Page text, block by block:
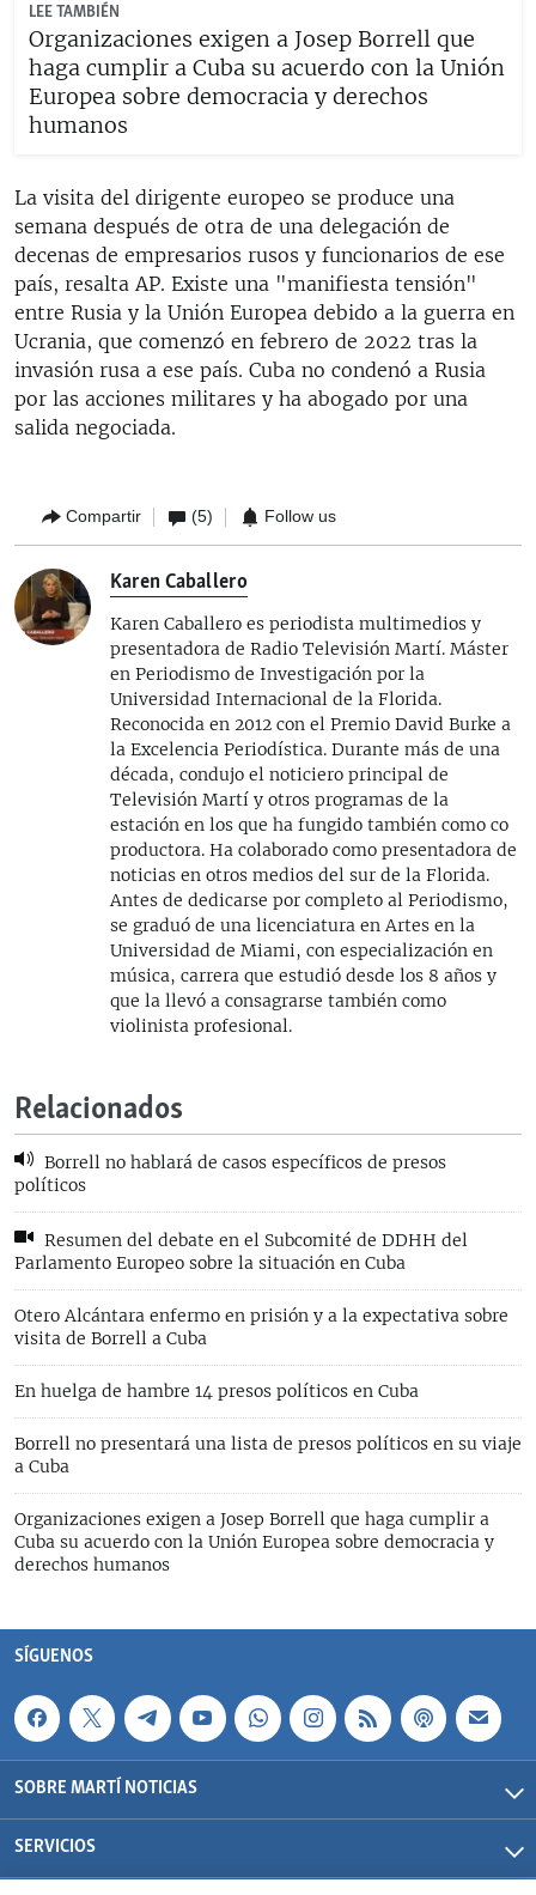
LEE TAMBIÉN
Organizaciones exigen a Josep Borrell que
haga cumplir a Cuba su acuerdo con la Unión
Europea sobre democracia y derechos
humanos
La visita del dirigente europeo se produce una
semana después de otra de una delegación de
decenas de empresarios rusos y funcionarios de ese
país, resalta AP. Existe una "manifiesta tensión"
entre Rusia y la Unión Europea debido a la guerra en
Ucrania, que comenzó en febrero de 2022 tras la
invasión rusa a ese país. Cuba no condenó a Rusia
por las acciones militares y ha abogado por una
salida negociada.
Compartir (5) Follow us
Karen Caballero
Karen Caballero es periodista multimedios y
presentadora de Radio Televisión Martí. Máster
en Periodismo de Investigación por la
Universidad Internacional de la Florida.
Reconocida en 2012 con el Premio David Burke a
la Excelencia Periodística. Durante más de una
década, condujo el noticiero principal de
Televisión Martí y otros programas de la
estación en los que ha fungido también como co
productora. Ha colaborado como presentadora de
noticias en otros medios del sur de la Florida.
Antes de dedicarse por completo al Periodismo,
se graduó de una licenciatura en Artes en la
Universidad de Miami, con especialización en
música, carrera que estudió desde los 8 años y
que la llevó a consagrarse también como
violinista profesional.
Relacionados
Borrell no hablará de casos específicos de presos
políticos
Resumen del debate en el Subcomité de DDHH del
Parlamento Europeo sobre la situación en Cuba
Otero Alcántara enfermo en prisión y a la expectativa sobre
visita de Borrell a Cuba
En huelga de hambre 14 presos políticos en Cuba
Borrell no presentará una lista de presos políticos en su viaje
a Cuba
Organizaciones exigen a Josep Borrell que haga cumplir a
Cuba su acuerdo con la Unión Europea sobre democracia y
derechos humanos
SÍGUENOS
SOBRE MARTÍ NOTICIAS
SERVICIOS